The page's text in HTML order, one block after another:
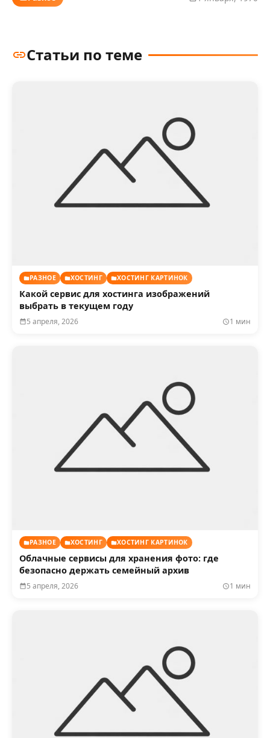
Статьи по теме
РАЗНОЕ ХОСТИНГ ХОСТИНГ КАРТИНОК
Какой сервис для хостинга изображений
выбрать в текущем году
5 апреля, 2026 1 мин
РАЗНОЕ ХОСТИНГ ХОСТИНГ КАРТИНОК
Облачные сервисы для хранения фото: где
безопасно держать семейный архив
5 апреля, 2026 1 мин